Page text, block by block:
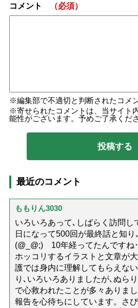
コメント （必須）
編集部で不適切と判断されたコメ
寄せられたコメントは、当サイト
能性がございます。予めご了承くださ
最近のコメント
ももりん3030
いろいろあって､しばらく訪問し
日になって500回が最終話と知り
(@_@;) 10年経ってたんです
ホッコリするイラストと文章
護では身内に理解してもらえな
り､いろいろありましたが､ぬら
で心救われたことが多々ありま
報告を心待ちにしています。さ